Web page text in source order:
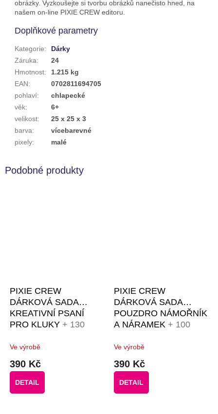
obrázky. Vyzkoušejte si tvorbu obrázků nanečisto hned, na
našem on-line PIXIE CREW editoru.
Doplňkové parametry
Kategorie:
Dárky
Záruka:
24
Hmotnost:
1.215 kg
EAN:
0702811694705
pohlaví:
chlapecké
věk:
6+
velikost:
25 x 25 x 3
barva:
vícebarevné
pixely: malé
PIXIE CREW
DÁRKOVÁ SADA
KREATIVNÍ PSANÍ
PRO KLUKY + 130
ZDARMA + 8
TEMATICKÝCH
PIXELŮ ZDARMA
Ve výrobě
390 Kč
DETAIL
PIXIE CREW
DÁRKOVÁ SADA
POUZDRO NÁMOŘNÍK
A NÁRAMEK + 100
ZDARMA + 4
TEMATICKÉ PIXELY
ZDARMA
Ve výrobě
390 Kč
DETAIL